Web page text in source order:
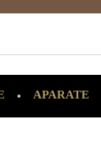
APARATE